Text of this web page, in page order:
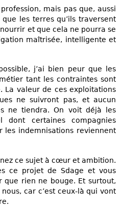
mais pas que, aussi
les terres qu’ils traversent
et que cela ne pourra se
maîtrisée, intelligente et
j’ai bien peur que les
tant les contraintes sont
La valeur de ces exploitations
ne suivront pas, et aucun
ne tiendra. On voit déjà les
dont certaines compagnies
les indemnisations reviennent
ce sujet à cœur et ambition.
ce projet de Sdage et vous
rien ne bouge. Et surtout,
car c’est ceux-là qui vont